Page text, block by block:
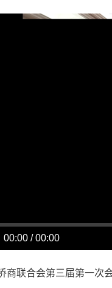
00:00 / 00:00
联合会第三届第一次会